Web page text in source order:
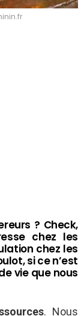
? Check,
chez les
chez les
si ce n’est
vie que nous
. Nous